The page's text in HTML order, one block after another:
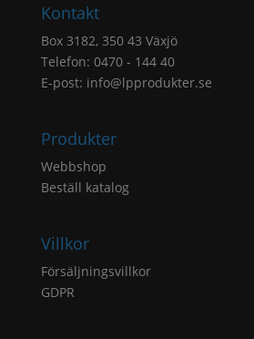
Kontakt
Box 3182, 350 43 Växjö
Telefon: 0470 - 144 40
E-post: info@lpprodukter.se
Produkter
Webbshop
Beställ katalog
Villkor
Försäljningsvillkor
GDPR